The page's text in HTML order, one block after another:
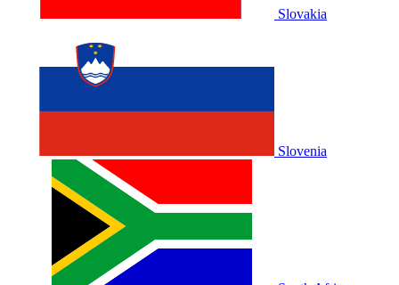
Slovakia
Slovenia